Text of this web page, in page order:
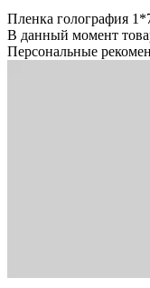
Пленка голография
В данный момент
Персональные